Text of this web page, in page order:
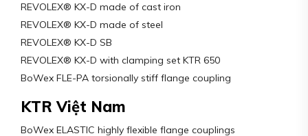
REVOLEX® KX-D made of cast iron
REVOLEX® KX-D made of steel
REVOLEX® KX-D SB
REVOLEX® KX-D with clamping set KTR 650
BoWex FLE-PA torsionally stiff flange coupling
KTR Việt Nam
BoWex ELASTIC highly flexible flange couplings